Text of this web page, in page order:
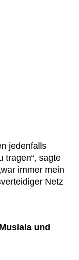
jedenfalls
tragen“, sagte
immer mein
Netz
und